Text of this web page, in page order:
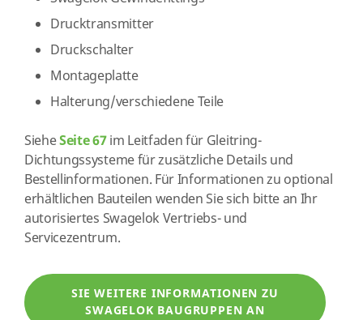
Drucktransmitter
Druckschalter
Montageplatte
Halterung/verschiedene Teile
SieheSeite 67im Leitfaden für Gleitring-
Dichtungssysteme für zusätzliche Details und
Bestellinformationen. Für Informationen zu optional
erhältlichen Bauteilen wenden Sie sich bitte an Ihr
autorisiertes Swagelok Vertriebs- und
Servicezentrum.
SIE WEITERE INFORMATIONEN ZU
SWAGELOK BAUGRUPPEN AN